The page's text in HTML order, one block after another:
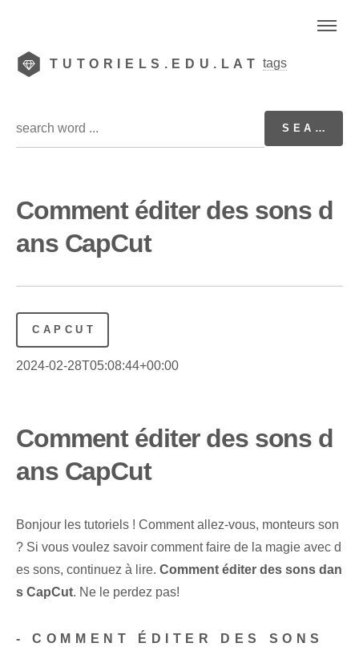
TUTORIELS.EDU.LAT tags
Comment éditer des sons d
ans CapCut
CAPCUT
2024-02-28T05:08:44+00:00
Comment éditer des sons d
ans CapCut
Bonjour les tutoriels ! Comment allez-vous, monteurs son
? Si vous voulez savoir comment faire de la magie avec d
es sons, continuez à lire. Comment éditer des sons dan
s CapCut. Ne le perdez pas!
-COMMENT ÉDITER DES SONS